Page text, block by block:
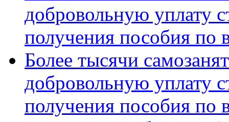
добровольную уплату
получения пособия по
Более тысячи
добровольную уплату
получения пособия по